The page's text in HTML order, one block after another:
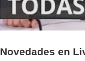
Novedades en